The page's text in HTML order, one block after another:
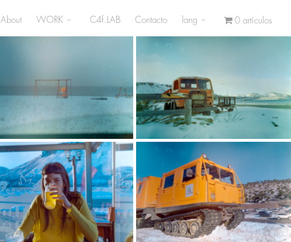
About WORK C4f.LAB Contacto lang 0 artículos